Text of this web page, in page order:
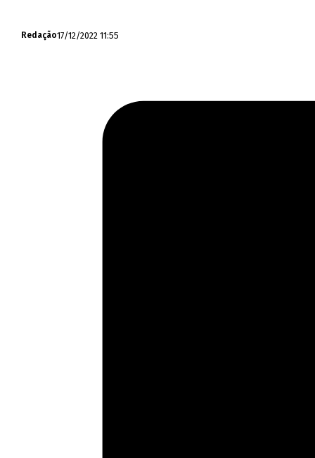
Redação17/12/2022 11:55